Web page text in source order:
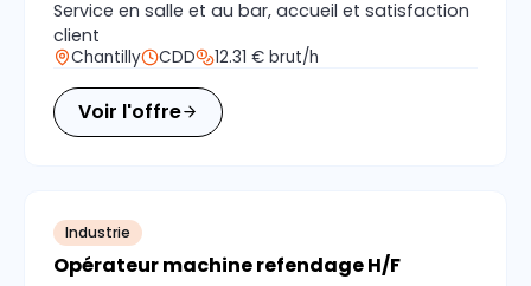
Service en salle et au bar, accueil et satisfaction
client
Chantilly CDD 12.31 € brut/h
Voir l'offre
Industrie
Opérateur machine refendage H/F